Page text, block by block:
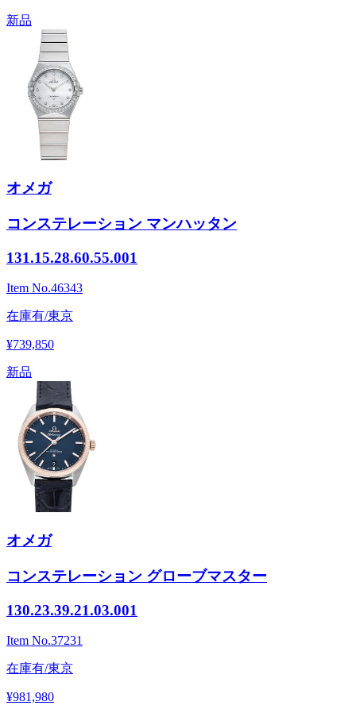
新品
オメガ
コンステレーション マンハッタン
131.15.28.60.55.001
Item No.46343
在庫有/東京
¥739,850
新品
オメガ
コンステレーション グローブマスター
130.23.39.21.03.001
Item No.37231
在庫有/東京
¥981,980